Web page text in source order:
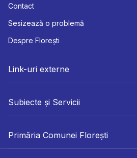
Contact
Sesizează o problemă
Despre Florești
Link-uri externe
Subiecte și Servicii
Primăria Comunei Florești